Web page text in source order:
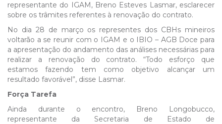
representante do IGAM, Breno Esteves Lasmar, esclarecer
sobre os trâmites referentes à renovação do contrato.
No dia 28 de março os representes dos CBHs mineiros
voltarão a se reunir com o IGAM e o IBIO – AGB Doce para
a apresentação do andamento das análises necessárias para
realizar a renovação do contrato. “Todo esforço que
estamos fazendo tem como objetivo alcançar um
resultado favorável”, disse Lasmar.
Força Tarefa
Ainda durante o encontro, Breno Longobucco,
representante da Secretaria de Estado de